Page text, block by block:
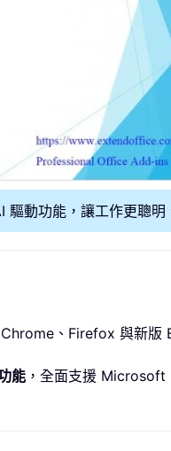
動功能，讓工作更聰明
Chrome、Firefox 與新版
能 ，全面支援